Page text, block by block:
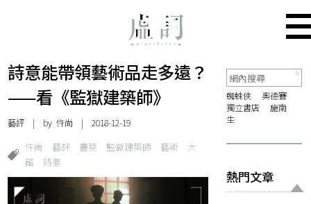
詩意能帶領藝術品走多遠？
——看《監獄建築師》
藝評 | by忤尚 | 2018-12-19
忤尚 藝評 曹斐 監獄建築師 藝術
大
館
詩意
蜘蛛俠
奧德賽
獨立書店
施南
生
熱門文章